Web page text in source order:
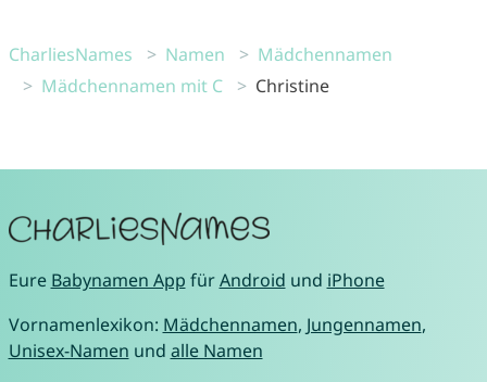
CharliesNames Namen
Mädchennamen
Mädchennamen mit C
Christine
Eure Babynamen App fürAndroid und iPhone
Vornamenlexikon: Mädchennamen, Jungennamen,
Unisex-Namen und alle Namen